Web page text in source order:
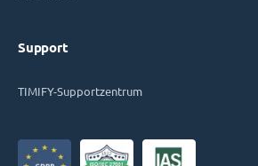
Support
TIMIFY-Supportzentrum